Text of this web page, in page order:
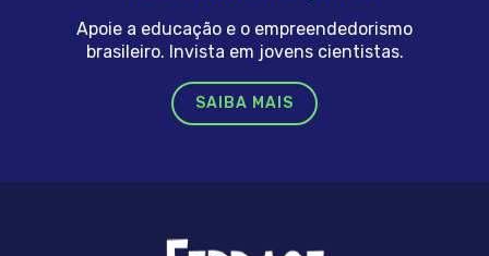
Apoie a educação e o empreendedorismo
brasileiro. Invista em jovens cientistas.
SAIBA MAIS
FEBRRACE